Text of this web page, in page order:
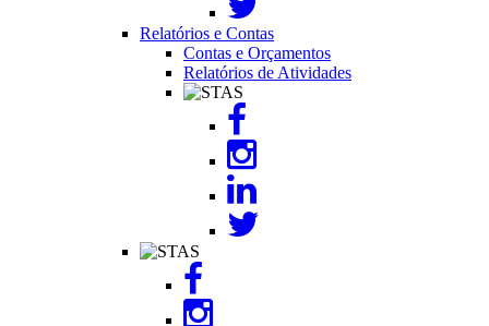
Relatórios e Contas
Contas e Orçamentos
Relatórios de Atividades
Image
Image